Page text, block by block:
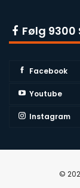
Følg
Facebook
Youtube
Instagram
©